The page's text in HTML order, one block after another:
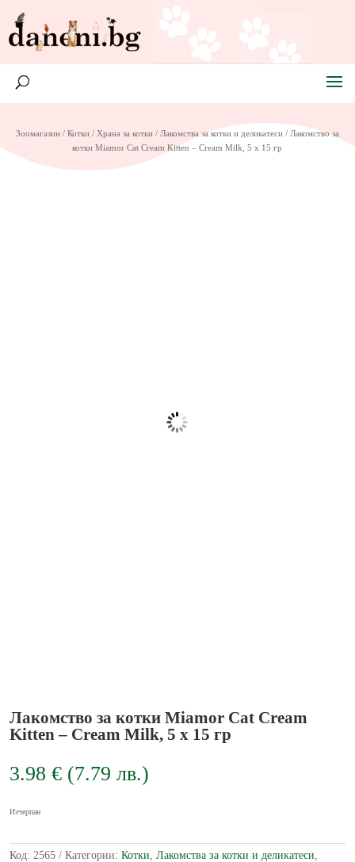
Зоомагазин/ Котки/ Храна за котки/ Лакомства за котки и деликатеси/ Лакомство за
котки Miamor Cat Cream Kitten – Cream Milk, 5 x 15 гр
Лакомство за котки Miamor Cat Cream
Kitten – Cream Milk, 5 x 15 гр
3.98 € (7.79 лв.)
Изчерпан
Код: 2565 Категории: Котки Лакомства за котки и деликатеси